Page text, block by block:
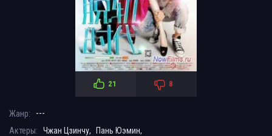
21 8
Жанр: ---
Актеры: Чжан Цзинчу, Пань Юэмин,